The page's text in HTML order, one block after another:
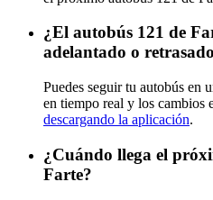
¿El autobús 121 de
adelantado o
Puedes seguir tu autobús en
en tiempo real y los cambios
descargando la aplicación.
¿Cuándo llega el
Farte?